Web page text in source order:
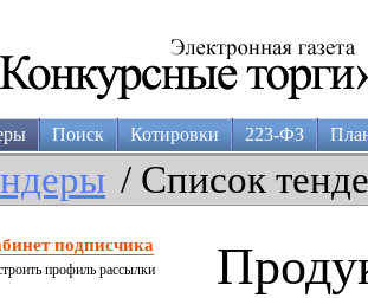
Поиск Котировки 223-ФЗ
/ Список
подписчика
профиль рассылки